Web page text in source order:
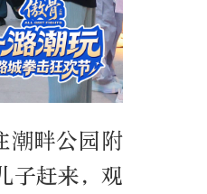
畔公园附
子赶来，观